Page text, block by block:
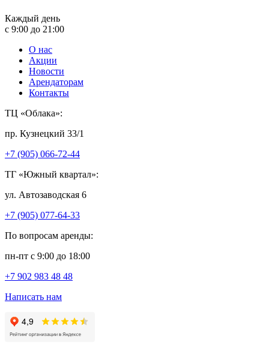
Каждый день
с 9:00 до 21:00
О нас
Акции
Новости
Арендаторам
Контакты
ТЦ «Облака»:
пр. Кузнецкий 33/1
+7 (905) 066-72-44
ТГ «Южный квартал»:
ул. Автозаводская 6
+7 (905) 077-64-33
По вопросам аренды:
пн-пт с 9:00 до 18:00
+7 902 983 48 48
Написать нам